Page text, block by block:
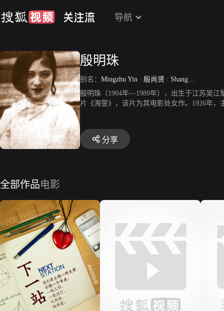
导航
殷明珠
别名： Mingzhu Yin / 殷尚贤 / Shangxian Yin
殷明珠（1904年—1989年），出生于江苏吴
片《海誓》，该片为其电影处女作。1926年
分享
全部作品电影